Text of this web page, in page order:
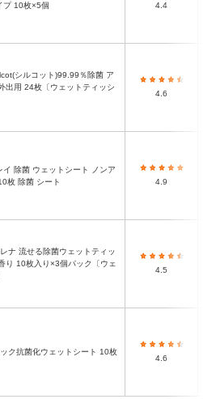
プ 10枚×5個
4.4
出用 24枚〔ウェットティッシ
4.6
枚 除菌 シート
4.9
り 10枚入り×3個パック〔ウェ
4.5
ク抗菌化ウェットシート 10枚
4.6